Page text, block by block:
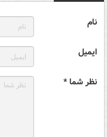
نام
ایمیل
نظر شما *